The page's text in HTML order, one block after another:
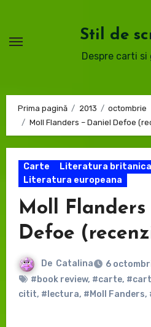
conținut
Stil de
Despre carti si
Prima pagină 2013
octombrie
Moll Flanders – Daniel Defoe
Carte
Literatura britanica
Literatura europeana
Moll Flanders
Defoe
De Catalina
6
#book review, #carte,
citit, #lectura, #Moll Fanders,